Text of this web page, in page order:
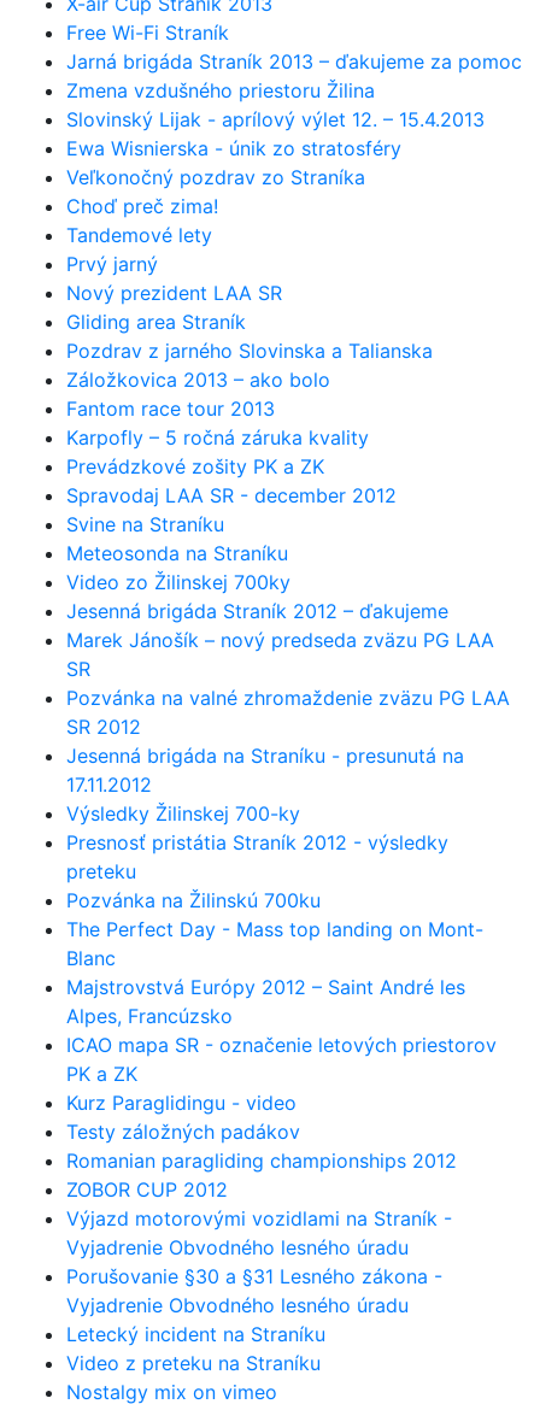
Free Wi-Fi Straník
Jarná brigáda Straník 2013 – ďakujeme za pomoc
Zmena vzdušného priestoru Žilina
Slovinský Lijak - aprílový výlet 12. – 15.4.2013
Ewa Wisnierska - únik zo stratosféry
Veľkonočný pozdrav zo Straníka
Choď preč zima!
Tandemové lety
Prvý jarný
Nový prezident LAA SR
Gliding area Straník
Pozdrav z jarného Slovinska a Talianska
Záložkovica 2013 – ako bolo
Fantom race tour 2013
Karpofly – 5 ročná záruka kvality
Prevádzkové zošity PK a ZK
Spravodaj LAA SR - december 2012
Svine na Straníku
Meteosonda na Straníku
Video zo Žilinskej 700ky
Jesenná brigáda Straník 2012 – ďakujeme
Marek Jánošík – nový predseda zväzu PG LAA
SR
Pozvánka na valné zhromaždenie zväzu PG LAA
SR 2012
Jesenná brigáda na Straníku - presunutá na
17.11.2012
Výsledky Žilinskej 700-ky
Presnosť pristátia Straník 2012 - výsledky
preteku
Pozvánka na Žilinskú 700ku
The Perfect Day - Mass top landing on Mont-
Blanc
Majstrovstvá Európy 2012 – Saint André les
Alpes, Francúzsko
ICAO mapa SR - označenie letových priestorov
PK a ZK
Kurz Paraglidingu - video
Testy záložných padákov
Romanian paragliding championships 2012
ZOBOR CUP 2012
Výjazd motorovými vozidlami na Straník -
Vyjadrenie Obvodného lesného úradu
Porušovanie §30 a §31 Lesného zákona -
Vyjadrenie Obvodného lesného úradu
Letecký incident na Straníku
Video z preteku na Straníku
Nostalgy mix on vimeo